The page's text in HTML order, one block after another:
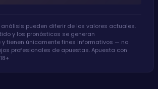
pueden diferir de los valores actuales.
y los pronósticos se generan
tienen únicamente fines informativos — no
profesionales de apuestas. Apuesta con